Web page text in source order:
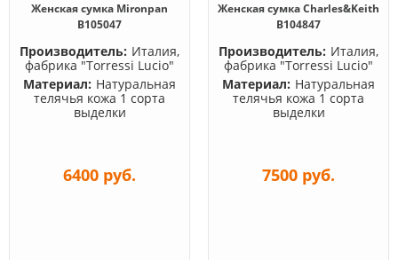
Женская сумка Mironpan
B105047
Производитель: Италия,
фабрика "Torressi Lucio"
Материал: Натуральная
телячья кожа 1 сорта
выделки
6400 руб.
Женская сумка Charles&Keith
B104847
Производитель: Италия,
фабрика "Torressi Lucio"
Материал: Натуральная
телячья кожа 1 сорта
выделки
7500 руб.